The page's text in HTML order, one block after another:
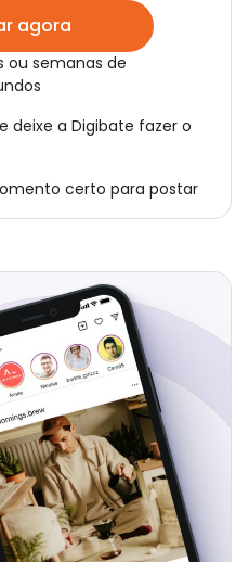
agora
ou semanas de
deixe a Digibate fazer o
certo para postar